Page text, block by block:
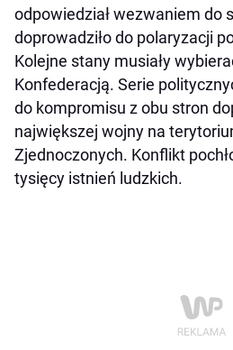
odpowiedział wezwaniem do
doprowadziło do polaryzacji
Kolejne stany musiały
Konfederacją. Serie
do kompromisu z obu stron
największej wojny na
Zjednoczonych. Konflikt
tysięcy istnień ludzkich.